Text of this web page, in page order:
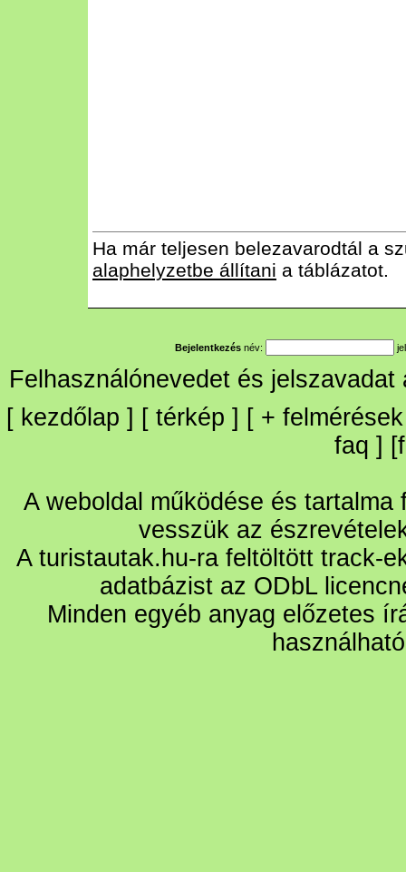
Ha már teljesen belezavarodtál a
alaphelyzetbe állítani a táblázatot.
Bejelentkezés név:
Felhasználónevedet és
[ kezdőlap ] [ térkép ] [ + felmérések
faq ] [
A weboldal működése és
vesszük az
A turistautak.hu-ra feltöltött track-
adatbázist az ODbL
Minden egyéb anyag előzetes